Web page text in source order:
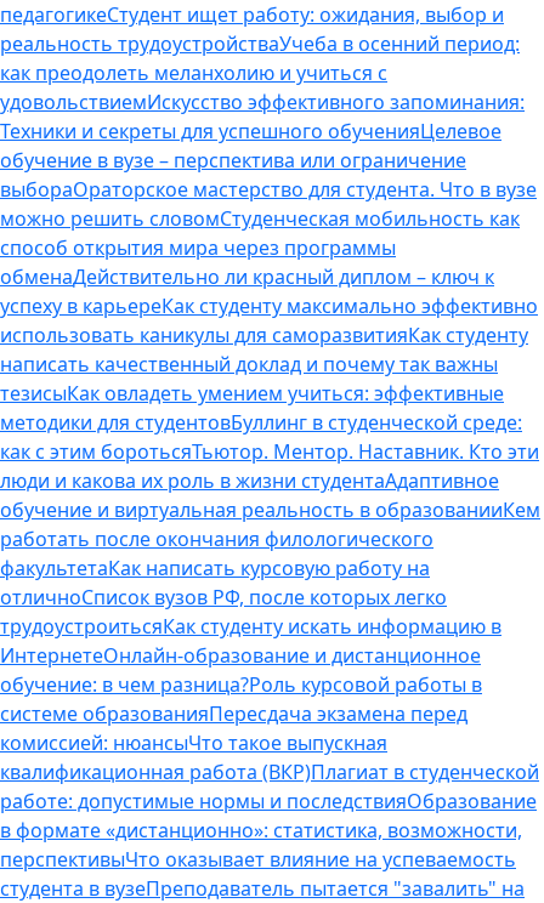
педагогикеСтудент ищет работу: ожидания, выбор и
реальность трудоустройстваУчеба в осенний период:
как преодолеть меланхолию и учиться с
удовольствиемИскусство эффективного запоминания:
Техники и секреты для успешного обученияЦелевое
обучение в вузе – перспектива или ограничение
выбораОраторское мастерство для студента. Что в вузе
можно решить словомСтуденческая мобильность как
способ открытия мира через программы
обменаДействительно ли красный диплом – ключ к
успеху в карьереКак студенту максимально эффективно
использовать каникулы для саморазвитияКак студенту
написать качественный доклад и почему так важны
тезисыКак овладеть умением учиться: эффективные
методики для студентовБуллинг в студенческой среде:
как с этим боротьсяТьютор. Ментор. Наставник. Кто эти
люди и какова их роль в жизни студентаАдаптивное
обучение и виртуальная реальность в образованииКем
работать после окончания филологического
факультетаКак написать курсовую работу на
отличноСписок вузов РФ, после которых легко
трудоустроитьсяКак студенту искать информацию в
ИнтернетеОнлайн-образование и дистанционное
обучение: в чем разница?Роль курсовой работы в
системе образованияПересдача экзамена перед
комиссией: нюансыЧто такое выпускная
квалификационная работа (ВКР)Плагиат в студенческой
работе: допустимые нормы и последствияОбразование
в формате «дистанционно»: статистика, возможности,
перспективыЧто оказывает влияние на успеваемость
студента в вузеПреподаватель пытается "завалить" на